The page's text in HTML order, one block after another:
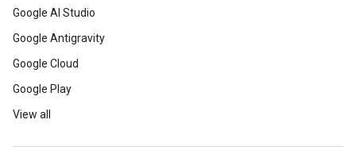
Google AI Studio
Google Antigravity
Google Cloud
Google Play
View all